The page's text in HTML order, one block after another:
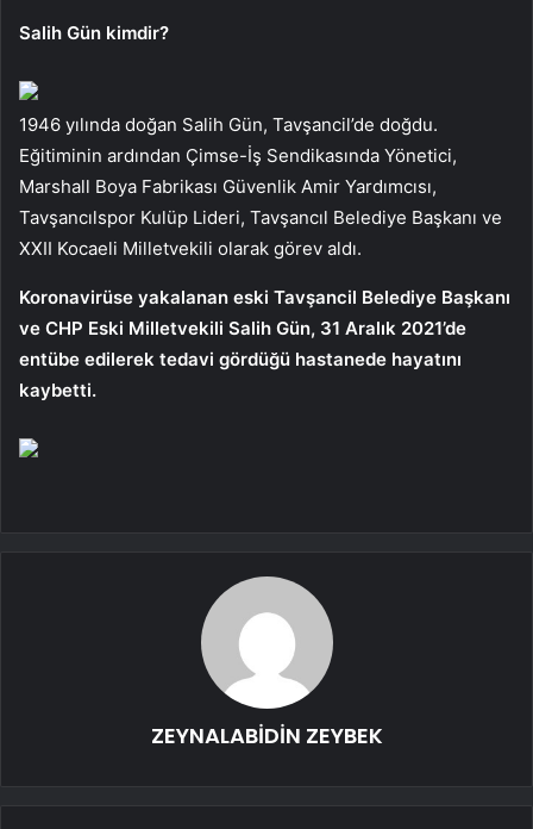
Salih Gün kimdir?
1946 yılında doğan Salih Gün, Tavşancil’de doğdu.
Eğitiminin ardından Çimse-İş Sendikasında Yönetici,
Marshall Boya Fabrikası Güvenlik Amir Yardımcısı,
Tavşancılspor Kulüp Lideri, Tavşancıl Belediye Başkanı ve
XXII Kocaeli Milletvekili olarak görev aldı.
Koronavirüse yakalanan eski Tavşancil Belediye Başkanı
ve CHP Eski Milletvekili Salih Gün, 31 Aralık 2021’de
entübe edilerek tedavi gördüğü hastanede hayatını
kaybetti.
ZEYNALABİDİN ZEYBEK